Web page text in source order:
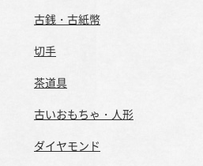
古銭・古紙幣
切手
茶道具
古いおもちゃ・人形
ダイヤモンド